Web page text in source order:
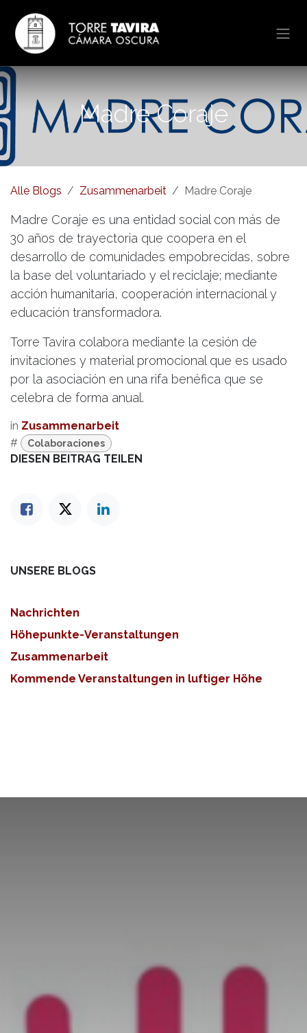
Madre Coraje
Alle Blogs Zusammenarbeit Madre Coraje
Madre Coraje es una entidad social con más de
30 años de trayectoria que coopera en el
desarrollo de comunidades empobrecidas, sobre
la base del voluntariado y el reciclaje; mediante
acción humanitaria, cooperación internacional y
educación transformadora.
Torre Tavira colabora mediante la cesión de
invitaciones y material promocional que es usado
por la asociación en una rifa benéfica que se
celebra de forma anual.
in Zusammenarbeit
#
Colaboraciones
DIESEN BEITRAG TEILEN
UNSERE BLOGS
Nachrichten
Höhepunkte-Veranstaltungen
Zusammenarbeit
Kommende Veranstaltungen in luftiger Höhe